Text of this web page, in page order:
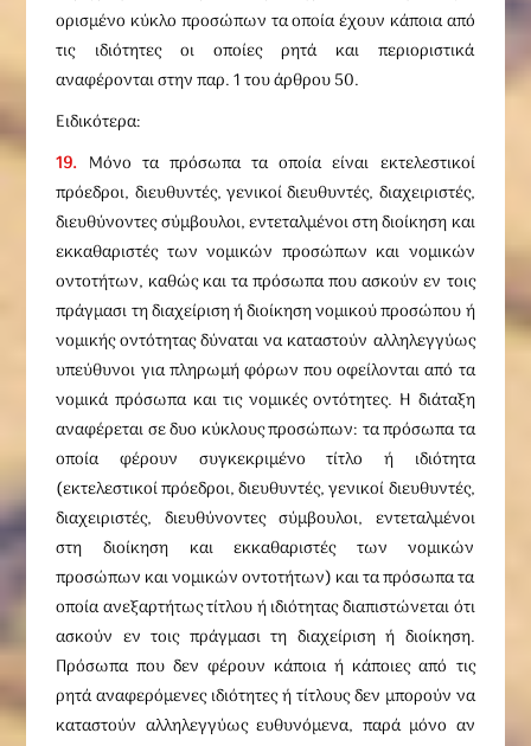
ορισμένο κύκλο προσώπων τα οποία έχουν κάποια από
τις ιδιότητες οι οποίες ρητά και περιοριστικά
αναφέρονται στην παρ. 1 του άρθρου 50.
Ειδικότερα:
19. Μόνο τα πρόσωπα τα οποία είναι εκτελεστικοί
πρόεδροι, διευθυντές, γενικοί διευθυντές, διαχειριστές,
διευθύνοντες σύμβουλοι, εντεταλμένοι στη διοίκηση και
εκκαθαριστές των νομικών προσώπων και νομικών
οντοτήτων, καθώς και τα πρόσωπα που ασκούν εν τοις
πράγμασι τη διαχείριση ή διοίκηση νομικού προσώπου ή
νομικής οντότητας δύναται να καταστούν αλληλεγγύως
υπεύθυνοι για πληρωμή φόρων που οφείλονται από τα
νομικά πρόσωπα και τις νομικές οντότητες. Η διάταξη
αναφέρεται σε δυο κύκλους προσώπων: τα πρόσωπα τα
οποία φέρουν συγκεκριμένο τίτλο ή ιδιότητα
(εκτελεστικοί πρόεδροι, διευθυντές, γενικοί διευθυντές,
διαχειριστές, διευθύνοντες σύμβουλοι, εντεταλμένοι
στη διοίκηση και εκκαθαριστές των νομικών
προσώπων και νομικών οντοτήτων) και τα πρόσωπα τα
οποία ανεξαρτήτως τίτλου ή ιδιότητας διαπιστώνεται ότι
ασκούν εν τοις πράγμασι τη διαχείριση ή διοίκηση.
Πρόσωπα που δεν φέρουν κάποια ή κάποιες από τις
ρητά αναφερόμενες ιδιότητες ή τίτλους δεν μπορούν να
καταστούν αλληλεγγύως ευθυνόμενα, παρά μόνο αν